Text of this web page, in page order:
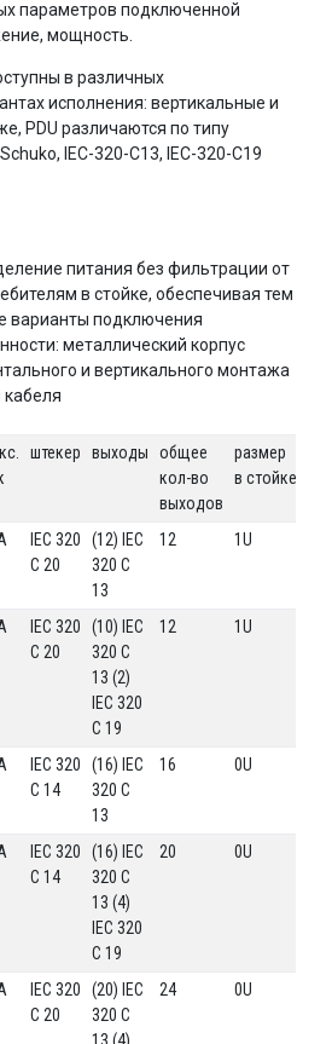
параметров подключенной
мощность.
в различных
исполнения: вертикальные и
PDU различаются по типу
IEC-320-C13, IEC-320-C19
питания без фильтрации от
в стойке, обеспечивая тем
варианты подключения
металлический корпус
и вертикального монтажа
штекер выходы
общее
кол-во
выходов
размер
в стойке
IEC 320
C 20
(12) IEC
320 C
13
12 1U
IEC 320
C 20
(10) IEC
320 C
13 (2)
IEC 320
C 19
12 1U
IEC 320
C 14
(16) IEC
320 C
13
16 0U
IEC 320
C 14
(16) IEC
320 C
13 (4)
IEC 320
C 19
20 0U
IEC 320
C 20
(20) IEC
320 C
24 0U